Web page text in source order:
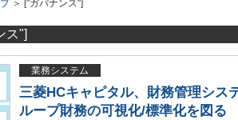
＞ ["ガバナンス"]
ス"]
業務システム
三菱HCキャピタル、財務管理シス
ループ財務の可視化/標準化を図る